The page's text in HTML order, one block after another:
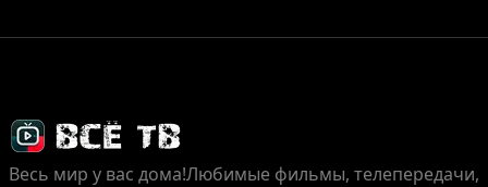
Весь мир у вас дома!Любимые фильмы, телепередачи,